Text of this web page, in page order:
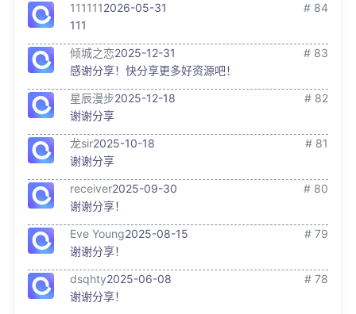
1111112026-05-31
# 84
111
倾城之恋2025-12-31
# 83
感谢分享！快分享更多好资源吧！
星辰漫步2025-12-18
# 82
谢谢分享
龙sir2025-10-18
# 81
谢谢分享
receiver2025-09-30
# 80
谢谢分享！
Eve Young2025-08-15
# 79
谢谢分享！
dsqhty2025-06-08
# 78
谢谢分享！